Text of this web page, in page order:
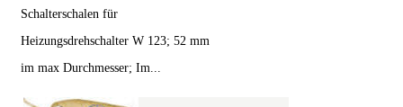
Schalterschalen für
Heizungsdrehschalter W 123; 52 mm
im max Durchmesser; Im...